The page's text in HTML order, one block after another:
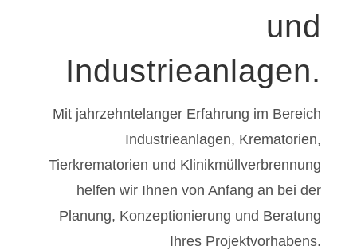
und
Industrieanlagen.
Mit jahrzehntelanger Erfahrung im Bereich
Industrieanlagen, Krematorien,
Tierkrematorien und Klinikmüllverbrennung
helfen wir Ihnen von Anfang an bei der
Planung, Konzeptionierung und Beratung
Ihres Projektvorhabens.